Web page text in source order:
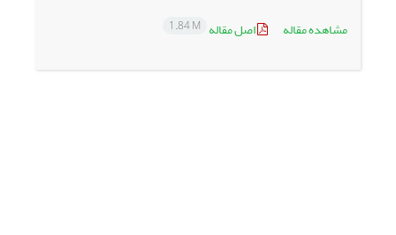
مشاهده مقاله اصل مقاله 1.84 M